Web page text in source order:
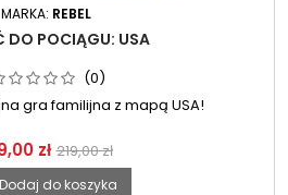
MARKA: REBEL
DO POCIĄGU: USA
(0)
gra familijna z mapą USA!
zł 219,00 zł
Dodaj do koszyka